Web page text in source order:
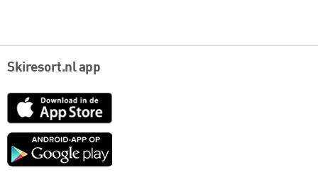
Skiresort.nl app
App
Google